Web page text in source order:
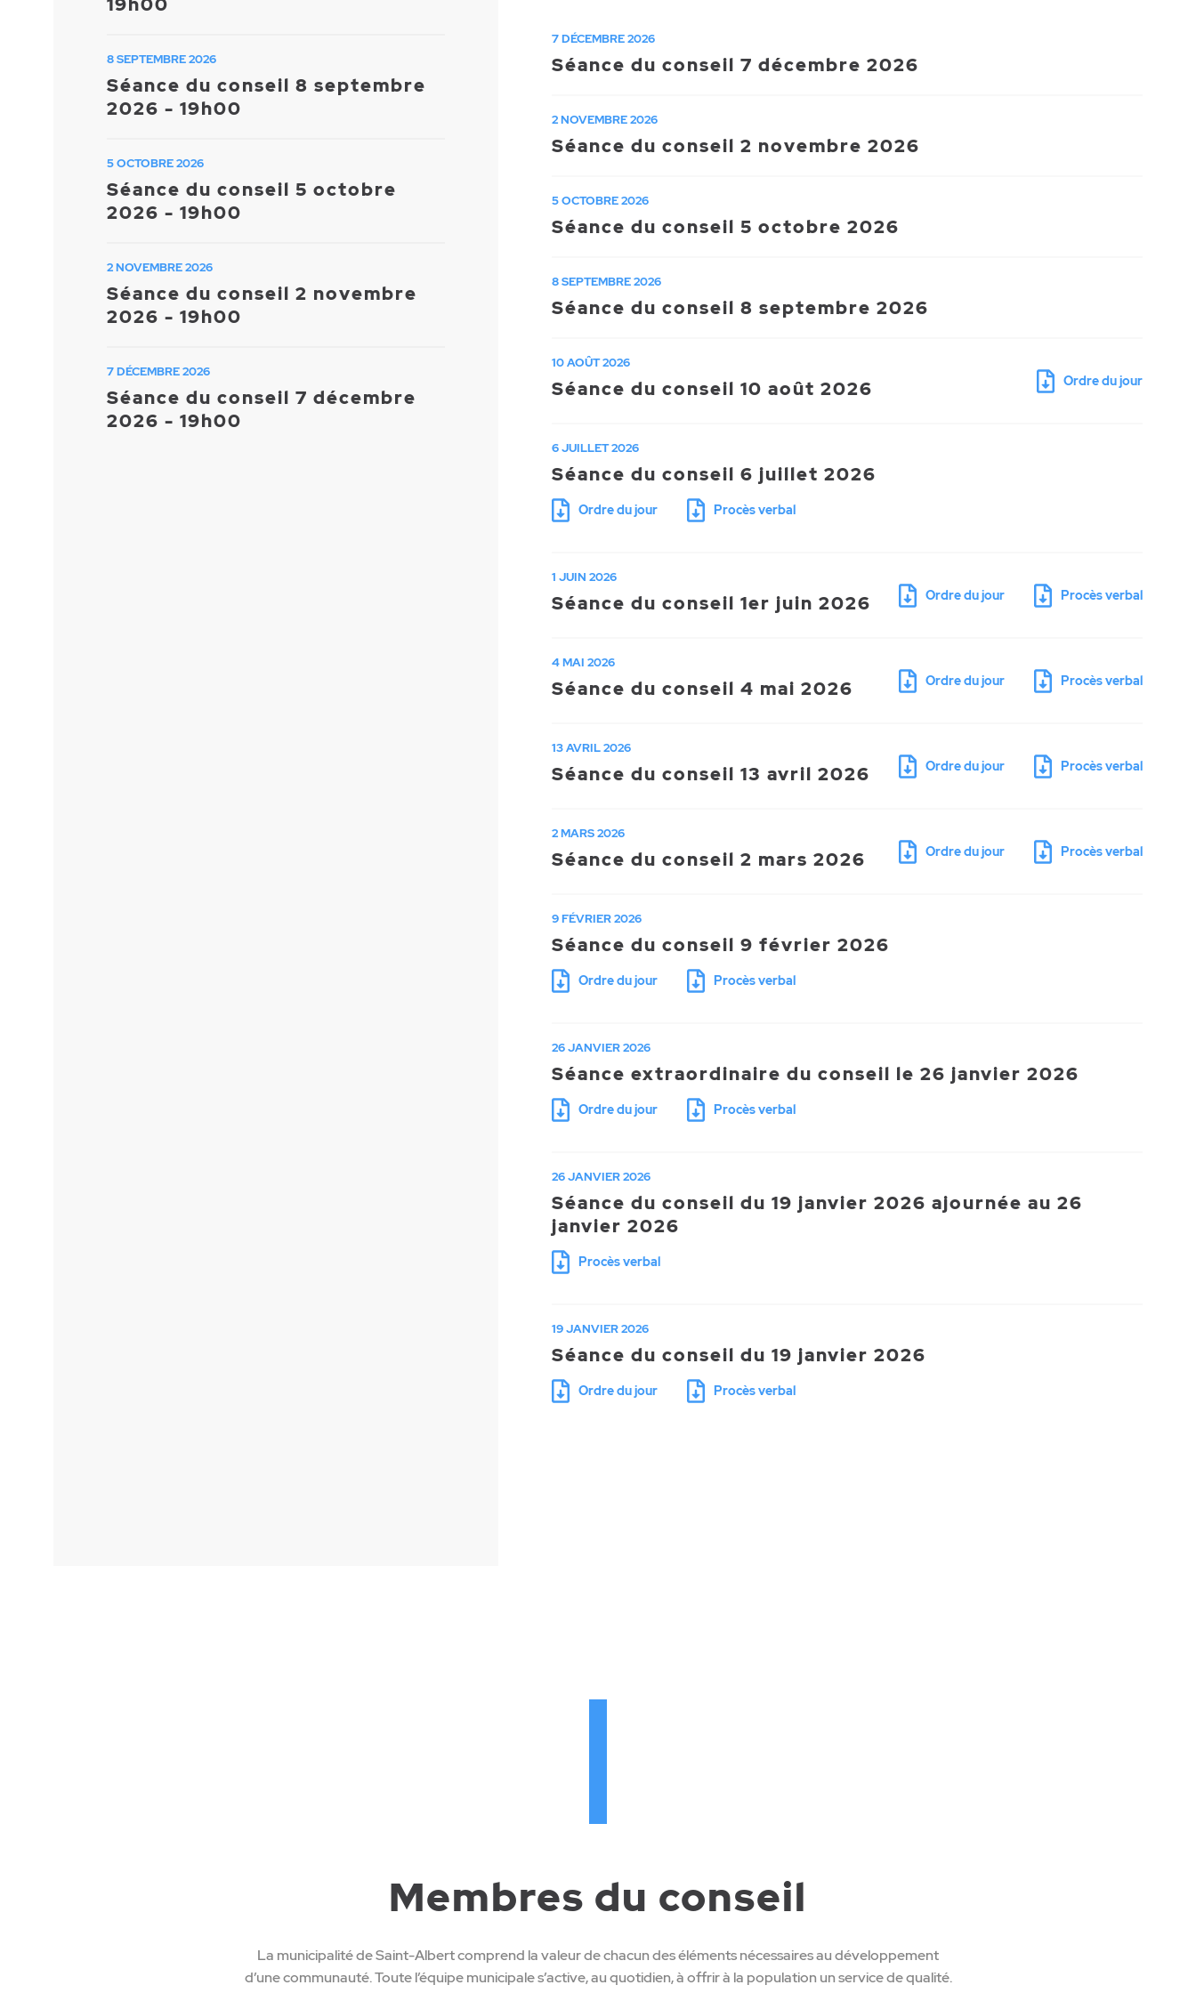
8 SEPTEMBRE 2026
Séance du conseil 8 septembre
2026 - 19h00
5 OCTOBRE 2026
Séance du conseil 5 octobre
2026 - 19h00
2 NOVEMBRE 2026
Séance du conseil 2 novembre
2026 - 19h00
7 DÉCEMBRE 2026
Séance du conseil 7 décembre
2026 - 19h00
7 DÉCEMBRE 2026
Séance du conseil 7 décembre 2026
2 NOVEMBRE 2026
Séance du conseil 2 novembre 2026
5 OCTOBRE 2026
Séance du conseil 5 octobre 2026
8 SEPTEMBRE 2026
Séance du conseil 8 septembre 2026
10 AOÛT 2026
Séance du conseil 10 août 2026 Ordre du jour
6 JUILLET 2026
Séance du conseil 6 juillet 2026
Ordre du jour Procès verbal
1 JUIN 2026
Séance du conseil 1er juin 2026 Ordre du jour Procès verbal
4 MAI 2026
Séance du conseil 4 mai 2026 Ordre du jour Procès verbal
13 AVRIL 2026
Séance du conseil 13 avril 2026 Ordre du jour Procès verbal
2 MARS 2026
Séance du conseil 2 mars 2026 Ordre du jour Procès verbal
9 FÉVRIER 2026
Séance du conseil 9 février 2026
Ordre du jour Procès verbal
26 JANVIER 2026
Séance extraordinaire du conseil le 26 janvier 2026
Ordre du jour Procès verbal
26 JANVIER 2026
Séance du conseil du 19 janvier 2026 ajournée au 26
janvier 2026
Procès verbal
19 JANVIER 2026
Séance du conseil du 19 janvier 2026
Ordre du jour Procès verbal
Membres du conseil
La municipalité de Saint-Albert comprend la valeur de chacun des éléments nécessaires au développement
d’une communauté. Toute l’équipe municipale s’active, au quotidien, à offrir à la population un service de qualité.